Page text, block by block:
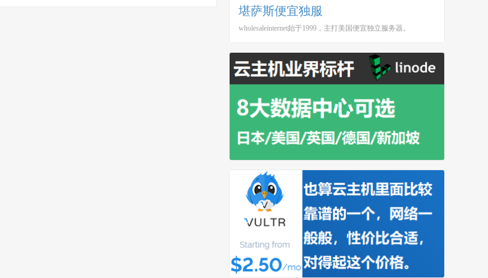
堪萨斯便宜独服
wholesaleinternet始于1999，主打美国便宜独立服务器。